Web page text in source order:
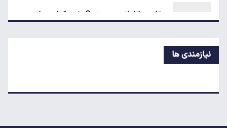
مقایسه رانا پلاس و سهند S؛ خرید کدام سدان
طلا، دلار یا بورس؛ بهترین سرمایه‌گذاری در سایه
نیازمندی ها